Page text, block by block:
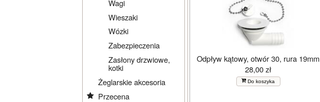
Wagi
Wieszaki
Wózki
Zabezpieczenia
Zasłony drzwiowe,
kotki
Żeglarskie akcesoria
Przecena
Odpływ kątowy, otwór 30, rura 19mm
28,00 zł
Do koszyka